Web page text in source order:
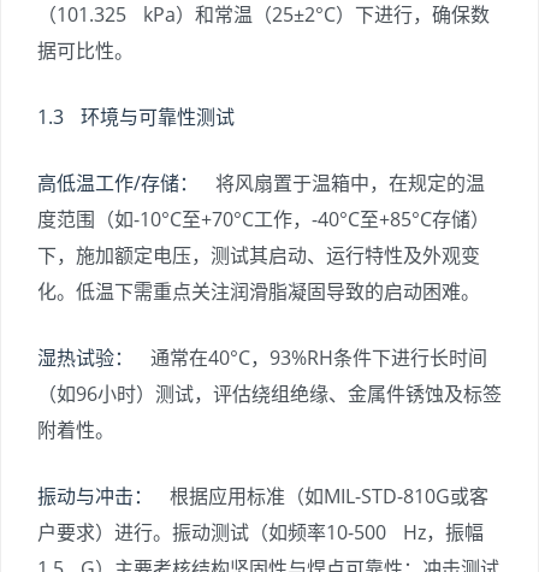
（101.325 kPa）和常温（25±2°C）下进行，确保数
据可比性。
1.3 环境与可靠性测试
高低温工作/存储：
将风扇置于温箱中，在规定的温
度范围（如-10°C至+70°C工作，-40°C至+85°C存储）
下，施加额定电压，测试其启动、运行特性及外观变
化。低温下需重点关注润滑脂凝固导致的启动困难。
湿热试验：
通常在40°C，93%RH条件下进行长时间
（如96小时）测试，评估绕组绝缘、金属件锈蚀及标签
附着性。
振动与冲击：
根据应用标准（如MIL-STD-810G或客
户要求）进行。振动测试（如频率10-500 Hz，振幅